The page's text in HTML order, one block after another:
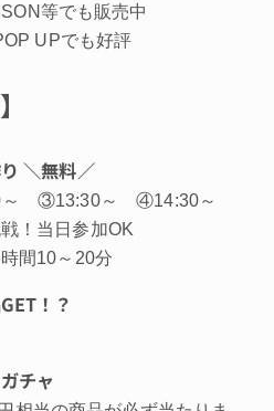
等でも販売中
UPでも好評
＼無料／
③13:30～ ④14:30～
！当日参加OK
10～20分
！？
チャ